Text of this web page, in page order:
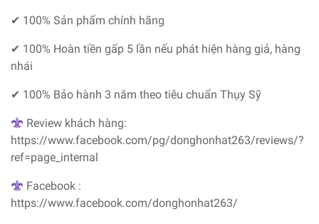
✔ 100% Sản phẩm chính hãng
✔ 100% Hoàn tiền gấp 5 lần nếu phát hiện hàng giả, hàng
nhái
✔ 100% Bảo hành 3 năm theo tiêu chuẩn Thụy Sỹ
Review khách hàng:
https://www.facebook.com/pg/donghonhat263/reviews/?
ref=page_internal
Facebook :
https://www.facebook.com/donghonhat263/